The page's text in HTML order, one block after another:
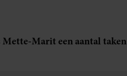
Marit een aantal taken